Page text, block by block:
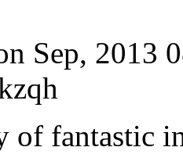
Sep, 2013
of fantastic